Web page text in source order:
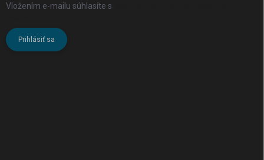
Vložením e-mailu súhlasíte s
Prihlásiť sa